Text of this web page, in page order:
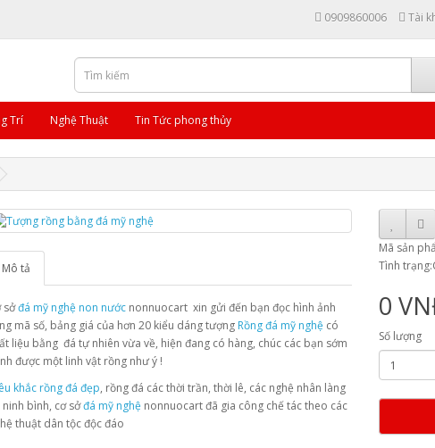
0909860006 Tài
Trí Nghệ Thuật Tin Tức phong thủy
Mô tả
sởđá mỹ nghệ non nướcnonnuocart xin gửi đến bạn đọc hình ảnh
mã số, bảng giá của hơn 20 kiểu dáng tượng Rồng đá mỹ nghệ có
liệu bằng đá tự nhiên vừa về, hiện đang có hàng, chúc các bạn sớm
được một linh vật rồng như ý !
khắc rồng đá đẹp, rồng đá các thời trần, thời lê, các nghệ nhân làng
ninh bình, cơ sởđá mỹ nghệ nonnuocart đã gia công chế tác theo các
thuật dân tộc độc đáo
Mã sản
Tình
0
Số lượng